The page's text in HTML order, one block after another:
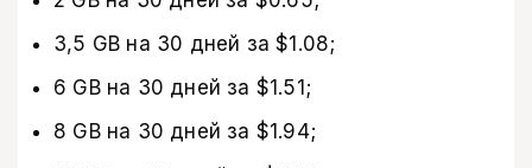
3,5 GB на 30 дней за $1.08;
6 GB на 30 дней за $1.51;
8 GB на 30 дней за $1.94;